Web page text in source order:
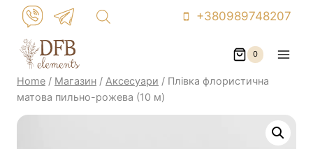
Skip
content
+380989748207
0
Home / Магазин / Аксесуари / Плівка флористична
матова пильно-рожева (10 м)